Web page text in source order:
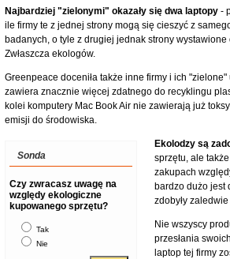
Najbardziej "zielonymi" okazały się dwa laptopy-
ile firmy te z jednej strony mogą się cieszyć z
badanych, o tyle z drugiej jednak strony
Zwłaszcza ekologów.
Greenpeace doceniła także inne firmy i ich
zawiera znacznie więcej zdatnego do recyklingu
kolei komputery Mac Book Air nie zawierają już
emisji do środowiska.
Sonda
Czy zwracasz uwagę na
względy ekologiczne
kupowanego sprzętu?
Tak
Nie
Ekolodzy są
sprzętu, ale
zakupach
bardzo dużo jest
zdobyły
Nie wszyscy
przesłania
laptop tej firmy